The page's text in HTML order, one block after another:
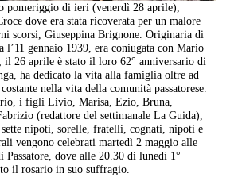
pomeriggio di ieri (venerdì 28 aprile),
dove era stata ricoverata per un malore
scorsi, Giuseppina Brignone. Originaria di
l’11 gennaio 1939, era coniugata con Mario
il 26 aprile è stato il loro 62° anniversario di
ha dedicato la vita alla famiglia oltre ad
costante nella vita della comunità passatorese.
i figli Livio, Marisa, Ezio, Bruna,
(redattore del settimanale La Guida),
sette nipoti, sorelle, fratelli, cognati, nipoti e
vengono celebrati martedì 2 maggio alle
Passatore, dove alle 20.30 di lunedì 1°
il rosario in suo suffragio.